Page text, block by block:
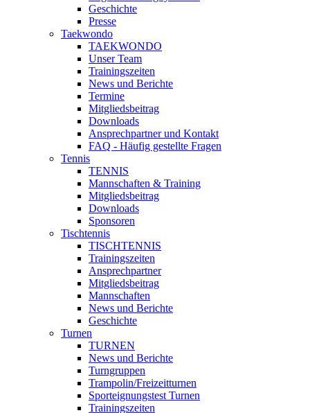
Geschichte
Presse
Taekwondo
TAEKWONDO
Unser Team
Trainingszeiten
News und Berichte
Termine
Mitgliedsbeitrag
Downloads
Ansprechpartner und Kontakt
FAQ - Häufig gestellte Fragen
Tennis
TENNIS
Mannschaften & Training
Mitgliedsbeitrag
Downloads
Sponsoren
Tischtennis
TISCHTENNIS
Trainingszeiten
Ansprechpartner
Mitgliedsbeitrag
Mannschaften
News und Berichte
Geschichte
Turnen
TURNEN
News und Berichte
Turngruppen
Trampolin/Freizeitturnen
Sporteignungstest Turnen
Trainingszeiten